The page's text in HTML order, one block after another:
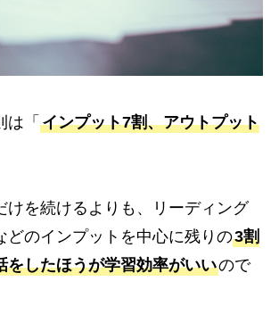
は「 インプット7割、アウトプット
けを続けるよりも、リーディング
どのインプットを中心に残りの3割
をしたほうが学習効率がいいので